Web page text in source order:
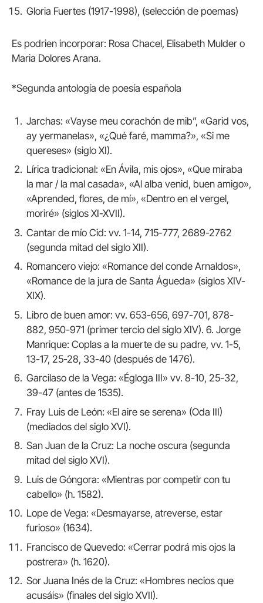
Gloria Fuertes (1917-1998), (selección de poemas)
Es podrien incorporar: Rosa Chacel, Elisabeth Mulder o
Maria Dolores Arana.
*Segunda antología de poesía española
Jarchas: «Vayse meu corachón de mib”, «Garid vos,
ay yermanelas», «¿Qué faré, mamma?», «Si me
quereses» (siglo XI).
Lírica tradicional: «En Ávila, mis ojos», «Que miraba
la mar / la mal casada», «Al alba venid, buen amigo»,
«Aprended, flores, de mí», «Dentro en el vergel,
moriré» (siglos XI-XVII).
Cantar de mío Cid: vv. 1-14, 715-777, 2689-2762
(segunda mitad del siglo XII).
Romancero viejo: «Romance del conde Arnaldos»,
«Romance de la jura de Santa Águeda» (siglos XIV-
XIX).
Libro de buen amor: vv. 653-656, 697-701, 878-
882, 950-971 (primer tercio del siglo XIV). 6. Jorge
Manrique: Coplas a la muerte de su padre, vv. 1-5,
13-17, 25-28, 33-40 (después de 1476).
Garcilaso de la Vega: «Égloga III» vv. 8-10, 25-32,
39-47 (antes de 1535).
Fray Luis de León: «El aire se serena» (Oda III)
(mediados del siglo XVI).
San Juan de la Cruz: La noche oscura (segunda
mitad del siglo XVI).
Luis de Góngora: «Mientras por competir con tu
cabello» (h. 1582).
Lope de Vega: «Desmayarse, atreverse, estar
furioso» (1634).
Francisco de Quevedo: «Cerrar podrá mis ojos la
postrera» (h. 1620).
Sor Juana Inés de la Cruz: «Hombres necios que
acusáis» (finales del siglo XVII).